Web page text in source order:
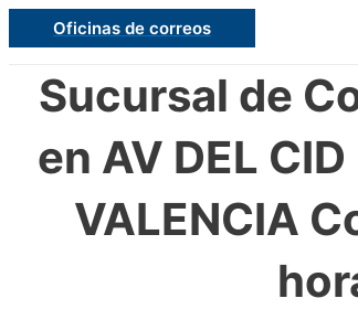
al
contenido
Oficinas de correos
Sucursal de
en AV DEL
VALENCIA